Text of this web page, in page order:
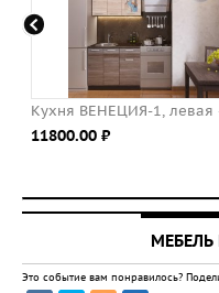
Кухня ВЕНЕЦИЯ-1, левая
11800.00 ⃏
МЕБЕЛЬ
Это событие вам понравилось?